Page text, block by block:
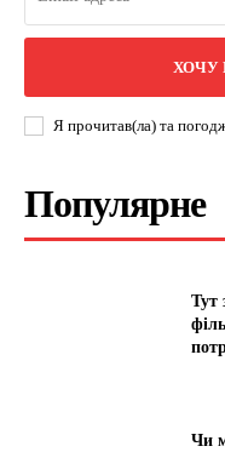
ХОЧУ
Я прочитав(ла) та
Популярне
Тут
Чи